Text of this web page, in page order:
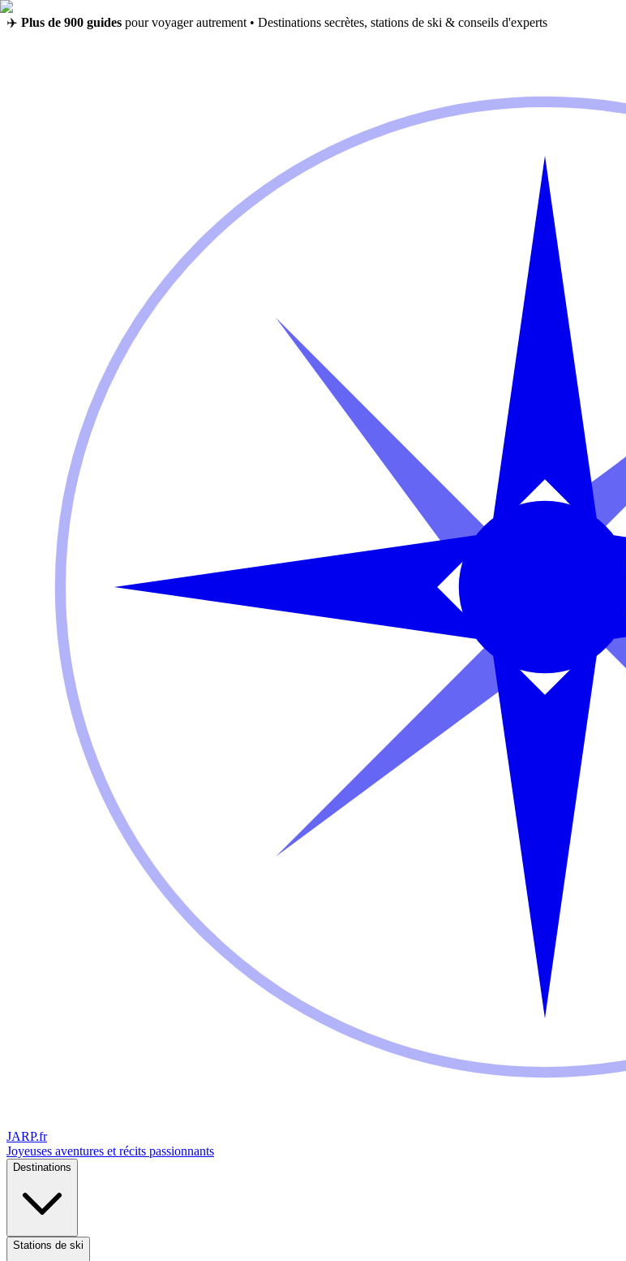
✈️ Plus de 900 guides pour voyager autrement • Destinations secrètes, stations de ski & conseils d'experts
JARP.fr
Joyeuses aventures et récits passionnants
Destinations
Stations de ski